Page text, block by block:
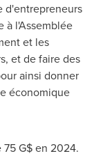
d'entrepreneurs
à l'Assemblée
et les
et de faire des
ainsi donner
économique
75 G$ en 2024.